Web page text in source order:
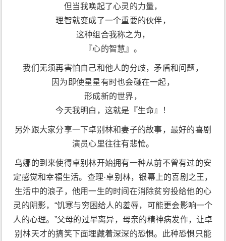
但当我唤起了心灵的力量，
理智就变成了一个重要的伙伴，
这种组合我称之为，
『心的智慧』。
我们无须再害怕自己和他人的分歧，矛盾和问题，
因为即使星星有时也会碰在一起，
形成新的世界，
今天我明白，这就是『生命』！
另外跟大家分享一下卓别林和妻子的故事，最好的喜剧
演员心里往往有悲怆。
乌娜的到来使得卓别林开始拥有一种从前不曾有过的安
定感觉和幸福生活。查理·卓别林，银幕上的喜剧之王，
生活中的浪子，他用一生的时间在消除贫穷投给他的心
灵的阴影，“饥寒与穷困给人的羞辱，可能更会影响一个
人的心理。”父母的过早离异，母亲的精神病发作，让卓
别林天才的搞笑下面埋藏着深深的恐惧。此种恐惧只能